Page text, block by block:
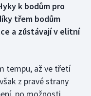
k bodům pro
třem bodům
a zůstávají v elitní
tempu, až ve třetí
z pravé strany